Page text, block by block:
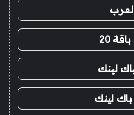
20
لينك
لينك